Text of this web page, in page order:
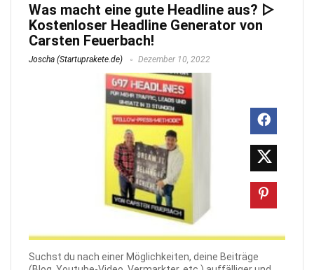
Was macht eine gute Headline aus? ▷
Kostenloser Headline Generator von
Carsten Feuerbach!
Joscha (Startuprakete.de) Dezember 10, 2022
Suchst du nach einer Möglichkeiten, deine Beiträge